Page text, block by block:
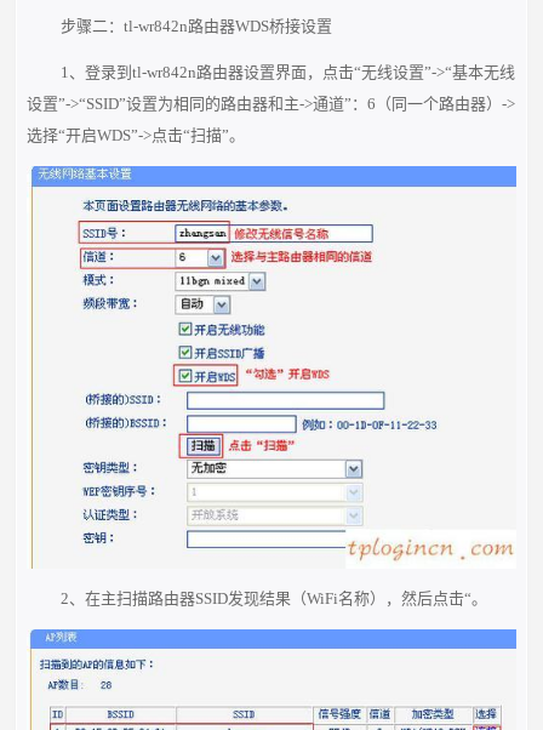
步骤二：tl-wr842n路由器WDS桥接设置
1、登录到tl-wr842n路由器设置界面，点击“无线设置”->“基本无线
设置”->“SSID”设置为相同的路由器和主->通道”：6（同一个路由器）->
选择“开启WDS”->点击“扫描”。
2、在主扫描路由器SSID发现结果（WiFi名称），然后点击“。